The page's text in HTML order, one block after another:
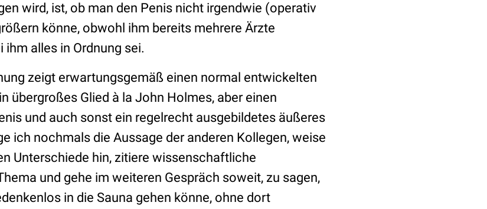
wird, ist, ob man den Penis nicht irgendwie (operativ
könne, obwohl ihm bereits mehrere Ärzte
alles in Ordnung sei.
zeigt erwartungsgemäß einen normal entwickelten
übergroßes Glied à la John Holmes, aber einen
und auch sonst ein regelrecht ausgebildetes äußeres
ich nochmals die Aussage der anderen Kollegen, weise
Unterschiede hin, zitiere wissenschaftliche
und gehe im weiteren Gespräch soweit, zu sagen,
in die Sauna gehen könne, ohne dort